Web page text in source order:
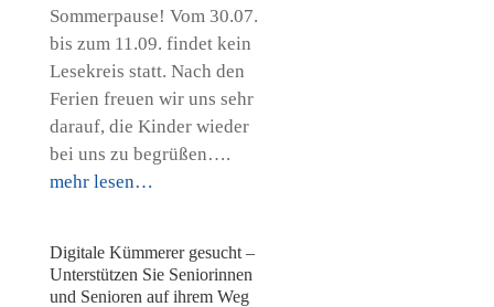
Sommerpause! Vom 30.07.
bis zum 11.09. findet kein
Lesekreis statt. Nach den
Ferien freuen wir uns sehr
darauf, die Kinder wieder
bei uns zu begrüßen….
mehr lesen…
Digitale Kümmerer gesucht –
Unterstützen Sie Seniorinnen
und Senioren auf ihrem Weg